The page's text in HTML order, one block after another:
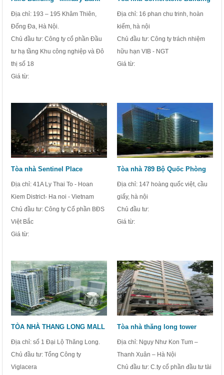
Địa chỉ: 193 – 195 Khâm Thiên,
Đống Đa, Hà Nội.
Chủ đầu tư: Công ty cổ phần Đầu
tư hạ tầng Khu công nghiệp và Đô
thị số 18
Giá từ:
Địa chỉ: 16 phan chu trinh, hoàn
kiếm, hà nội
Chủ đầu tư: Công ty trách nhiệm
hữu hạn VIB - NGT
Giá từ:
Tòa nhà Sentinel Place
Địa chỉ: 41A Ly Thai To - Hoan
Kiem District- Ha noi - Vietnam
Chủ đầu tư: Công ty Cổ phần BĐS
Việt Bắc
Giá từ:
Tòa nhà 789 Bộ Quốc Phòng
Địa chỉ: 147 hoàng quốc việt, cầu
giấy, hà nội
Chủ đầu tư:
Giá từ:
TÒA NHÀ THANG LONG MALL
Địa chỉ: số 1 Đại Lộ Thăng Long.
Chủ đầu tư: Tổng Công ty
Viglacera
Tòa nhà thăng long tower
Địa chỉ: Ngụy Như Kon Tum –
Thanh Xuân – Hà Nội
Chủ đầu tư: C.ty cổ phần đầu tư tài